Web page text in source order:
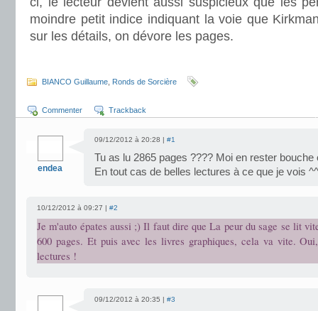
moindre petit indice indiquant la voie que
sur les détails, on dévore les pages.
BIANCO Guillaume Ronds de Sorcière
Commenter Trackback
endea
09/12/2012 à 20:28 | #1
Tu as lu 2865 pages ???? Moi en rester bouche
En tout cas de belles lectures à ce que je vois ^^
10/12/2012 à 09:27 | #2
Je m'auto épates aussi ;) Il faut dire que La peur du sage se lit
600 pages. Et puis avec les livres graphiques, cela va vite.
lectures !
09/12/2012 à 20:35 | #3